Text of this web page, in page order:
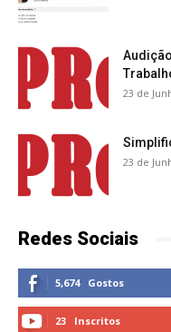
23 de
23 de
Redes Sociais
5,674 Gostos
23 Inscritos